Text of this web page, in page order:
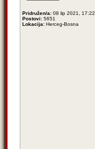
Pridružen/a: 08 lip 2021, 17:22
Postovi: 5651
Lokacija: Herceg-Bosna